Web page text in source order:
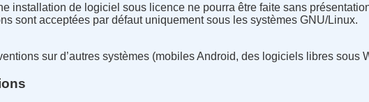
installation de logiciel sous licence ne pourra être faite sans
sont acceptées par défaut uniquement sous les systèmes GNU/Linux.
sur d’autres systèmes (mobiles Android, des logiciels libres sous